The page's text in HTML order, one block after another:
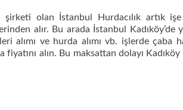
şirketi olan İstanbul Hurdacılık artık
alır. Bu arada İstanbul Kadıköy’de
alımı ve hurda alımı vb. işlerde çaba
fiyatını alın. Bu maksattan dolayı